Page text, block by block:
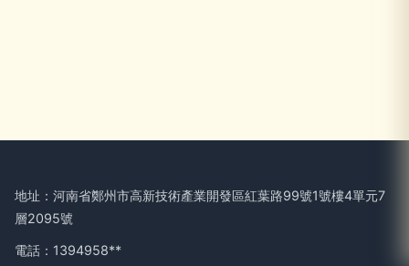
地址：河南省鄭州市高新技術產業開發區紅葉路99號1號樓4單元7
層2095號
電話：1394958**